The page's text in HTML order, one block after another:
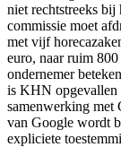
niet rechtstreeks bij
commissie moet
met vijf
euro, naar ruim
ondernemer
is KHN opgevallen
samenwerking met
van Google wordt
expliciete